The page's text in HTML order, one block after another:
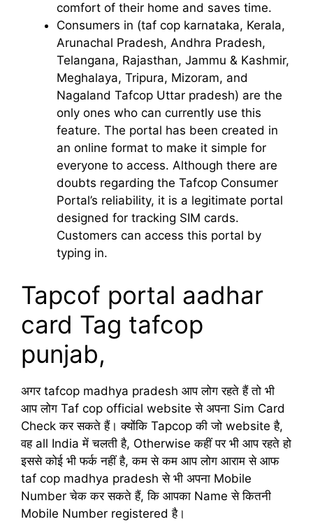
comfort of their home and saves time.
Consumers in (taf cop karnataka, Kerala,
Arunachal Pradesh, Andhra Pradesh,
Telangana, Rajasthan, Jammu & Kashmir,
Meghalaya, Tripura, Mizoram, and
Nagaland Tafcop Uttar pradesh) are the
only ones who can currently use this
feature. The portal has been created in
an online format to make it simple for
everyone to access. Although there are
doubts regarding the Tafcop Consumer
Portal’s reliability, it is a legitimate portal
designed for tracking SIM cards.
Customers can access this portal by
typing in.
Tapcof portal aadhar
card Tag tafcop
punjab,
अगर tafcop madhya pradesh आप लोग रहते हैं तो भी
आप लोग Taf cop official website से अपना Sim Card
Check कर सकते हैं। क्योंकि Tapcop की जो website है,
वह all India में चलती है, Otherwise कहीं पर भी आप रहते हो
इससे कोई भी फर्क नहीं है, कम से कम आप लोग आराम से आफ
taf cop madhya pradesh से भी अपना Mobile
Number चेक कर सकते हैं, कि आपका Name से कितनी
Mobile Number registered है।